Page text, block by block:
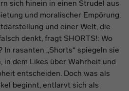
sich hinein in einen Strudel aus
und moralischer Empörung.
und einer Welt, die
denkt, fragt SHORTS!: Wo
In rasanten „Shorts“ spiegeln sie
in dem Likes über Wahrheit und
entscheiden. Doch was als
beginnt, entlarvt sich als